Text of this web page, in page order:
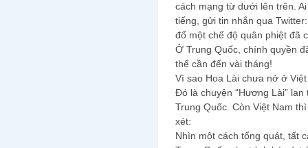
cách mạng từ dưới lên trên.
tiếng, gửi tin nhắn qua
đổ một chế độ quân phiệt đã
Ở Trung Quốc, chính quyền
thể cần đến vài tháng!
Vì sao Hoa Lài chưa nở ở
Đó là chuyện “Hương Lài”
Trung Quốc. Còn Việt Nam
xét:
Nhìn một cách tổng quát, tất